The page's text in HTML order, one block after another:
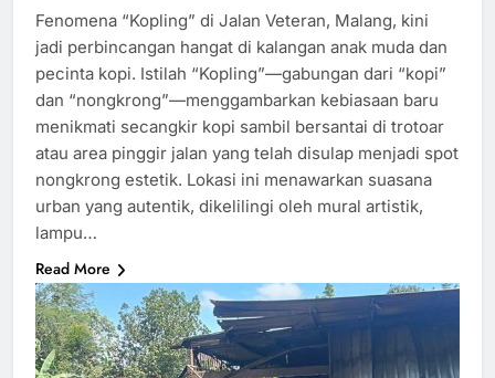
Fenomena “Kopling” di Jalan Veteran, Malang, kini
jadi perbincangan hangat di kalangan anak muda dan
pecinta kopi. Istilah “Kopling”—gabungan dari “kopi”
dan “nongkrong”—menggambarkan kebiasaan baru
menikmati secangkir kopi sambil bersantai di trotoar
atau area pinggir jalan yang telah disulap menjadi spot
nongkrong estetik. Lokasi ini menawarkan suasana
urban yang autentik, dikelilingi oleh mural artistik,
lampu…
Read More